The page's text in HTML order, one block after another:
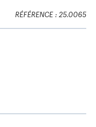
RÉFÉRENCE : 25.0065